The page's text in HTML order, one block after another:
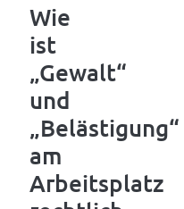
Wie
ist
„Gewalt“
und
„Belästigung“
am
Arbeitsplatz